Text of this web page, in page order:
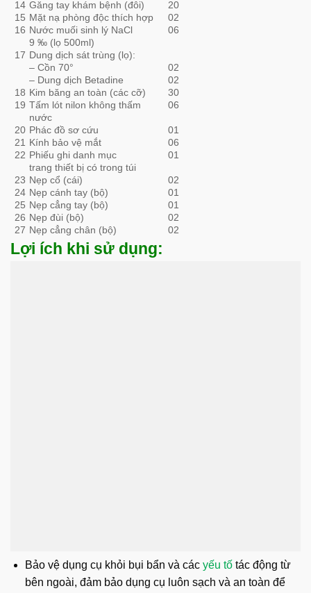
14 Găng tay khám bệnh (đôi)
20
15 Mặt nạ phòng độc thích hợp
02
16 Nước muối sinh lý NaCl
9 ‰ (lọ 500ml)
06
17 Dung dịch sát trùng (lọ):
– Cồn 70°
02
– Dung dịch Betadine
02
18 Kim băng an toàn (các cỡ)
30
19 Tấm lót nilon không thấm
nước
06
20 Phác đồ sơ cứu
01
21 Kính bảo vệ mắt
06
22 Phiếu ghi danh mục
trang thiết bị có trong túi
01
23 Nẹp cổ (cái)
02
24 Nẹp cánh tay (bộ)
01
25 Nẹp cẳng tay (bộ)
01
26 Nẹp đùi (bộ)
02
27 Nẹp cẳng chân (bộ) 02
Lợi ích khi sử dụng:
Bảo vệ dụng cụ khỏi bụi bẩn và các yếu tốtác động từ
bên ngoài, đảm bảo dụng cụ luôn sạch và an toàn để